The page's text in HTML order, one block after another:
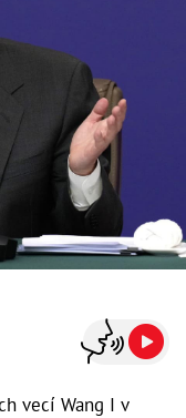
vecí Wang I v